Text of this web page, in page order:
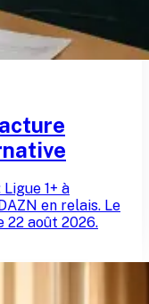
1+ à
en relais. Le
août 2026.